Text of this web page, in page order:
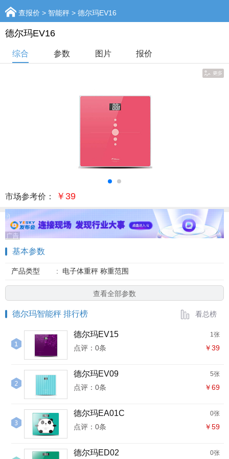
查报价 > 智能秤 > 德尔玛EV16
德尔玛EV16
综合 参数 图片 报价
市场参考价： ￥39
基本参数
产品类型 : 电子体重秤 称重范围
查看全部参数
德尔玛智能秤 排行榜 看总榜
德尔玛EV15 1张
点评：0条 ￥39
德尔玛EV09 5张
点评：0条 ￥69
德尔玛EA01C 0张
点评：0条 ￥59
德尔玛ED02 0张